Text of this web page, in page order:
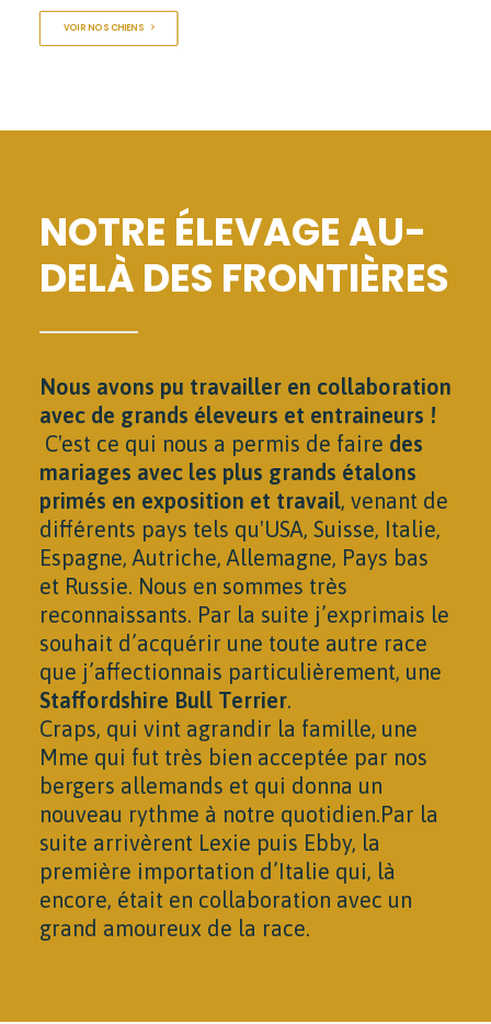
VOIR NOS CHIENS
NOTRE ÉLEVAGE AU-
DELÀ DES FRONTIÈRES
Nous avons pu travailler en collaboration
avec de grands éleveurs et entraineurs !
C'est ce qui nous a permis de faire des
mariages avec les plus grands étalons
primés en exposition et travail, venant de
différents pays tels qu'USA, Suisse, Italie,
Espagne, Autriche, Allemagne, Pays bas
et Russie. Nous en sommes très
reconnaissants. Par la suite j’exprimais le
souhait d’acquérir une toute autre race
que j’affectionnais particulièrement, une
Staffordshire Bull Terrier.
Craps, qui vint agrandir la famille, une
Mme qui fut très bien acceptée par nos
bergers allemands et qui donna un
nouveau rythme à notre quotidien.Par la
suite arrivèrent Lexie puis Ebby, la
première importation d’Italie qui, là
encore, était en collaboration avec un
grand amoureux de la race.